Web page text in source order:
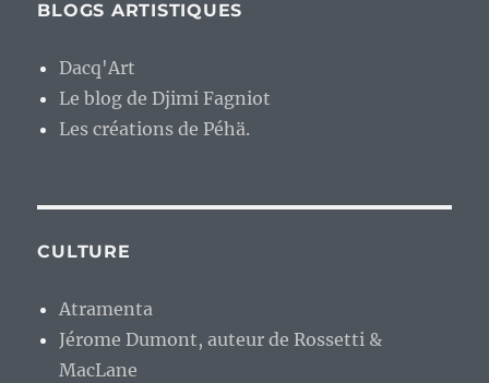
BLOGS ARTISTIQUES
Dacq'Art
Le blog de Djimi Fagniot
Les créations de Péhä.
CULTURE
Atramenta
Jérome Dumont, auteur de Rossetti &
MacLane